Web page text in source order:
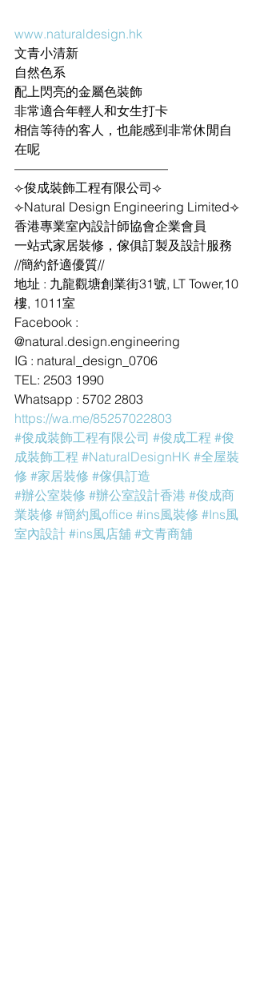
www.naturaldesign.hk
文青小清新
自然色系
配上閃亮的金屬色裝飾
非常適合年輕人和女生打卡
相信等待的客人，也能感到非常休閒自
在呢
————————————
⟣俊成裝飾工程有限公司⟢
⟣Natural Design Engineering Limited⟢
香港專業室內設計師協會企業會員
一站式家居裝修，傢俱訂製及設計服務
//簡約舒適優質//
地址 : 九龍觀塘創業街31號, LT Tower,10
樓, 1011室
Facebook :
@natural.design.engineering
IG : natural_design_0706
TEL: 2503 1990
Whatsapp : 5702 2803
https://wa.me/85257022803
#俊成裝飾工程有限公司 #俊成工程 #俊
成裝飾工程 #NaturalDesignHK #全屋裝
修 #家居裝修 #傢俱訂造
#辦公室裝修 #辦公室設計香港 #俊成商
業裝修 #簡約風office #ins風裝修 #Ins風
室內設計 #ins風店舖 #文青商舖